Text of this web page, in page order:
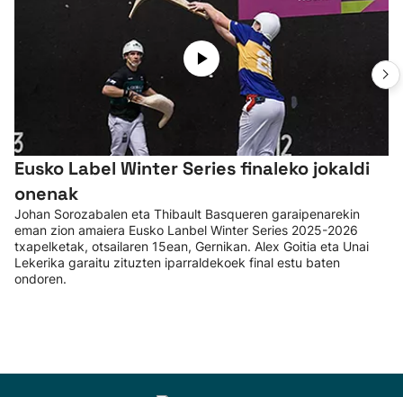
Eusko Label Winter Series finaleko jokaldi
onenak
Johan Sorozabalen eta Thibault Basqueren garaipenarekin
eman zion amaiera Eusko Lanbel Winter Series 2025-2026
txapelketak, otsailaren 15ean, Gernikan. Alex Goitia eta Unai
Lekerika garaitu zituzten iparraldekoek final estu baten
ondoren.